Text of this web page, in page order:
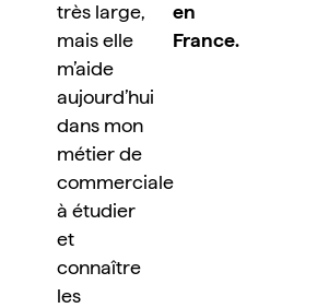
très large,
mais elle
m’aide
aujourd’hui
dans mon
métier de
commerciale
à étudier
et
connaître
les
en
France.